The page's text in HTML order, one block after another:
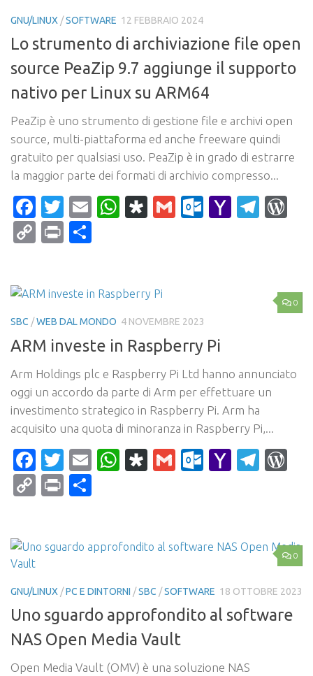
GNU/LINUX /SOFTWARE 12 FEBBRAIO 2024
Lo strumento di archiviazione file open
source PeaZip 9.7 aggiunge il supporto
nativo per Linux su ARM64
PeaZip è uno strumento di gestione file e archivi open
source, multi-piattaforma ed anche freeware quindi
gratuito per qualsiasi uso. PeaZip è in grado di estrarre
la maggior parte dei formati di archivio compresso...
Facebook
Twitter
EmailWhatsApp
Diaspora
Gmail Yahoo
CopyPrint
0
SBC /WEB DAL MONDO 4 NOVEMBRE 2023
ARM investe in Raspberry Pi
Arm Holdings plc e Raspberry Pi Ltd hanno annunciato
oggi un accordo da parte di Arm per effettuare un
investimento strategico in Raspberry Pi. Arm ha
acquisito una quota di minoranza in Raspberry Pi,...
Facebook
Twitter
EmailWhatsApp
Diaspora
Gmail Yahoo
CopyPrint
0
GNU/LINUX /PC E DINTORNI /SBC /SOFTWARE 18 OTTOBRE 2023
Uno sguardo approfondito al software
NAS Open Media Vault
Open Media Vault (OMV) è una soluzione NAS